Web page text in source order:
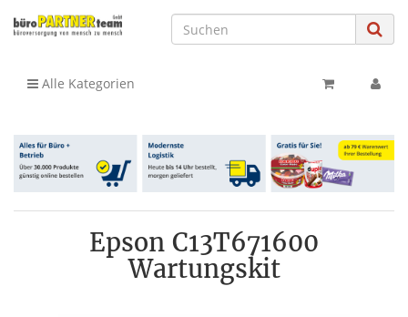
Alle Kategorien
Epson C13T671600
Wartungskit